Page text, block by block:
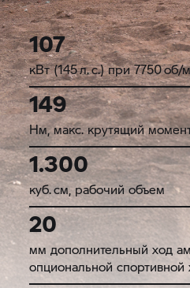
107
кВт (145 л. с.) при 7750 об/
149
Нм, макс. крутящий
1.300
куб. см, рабочий объем
20
мм дополнительный ход
опциональной